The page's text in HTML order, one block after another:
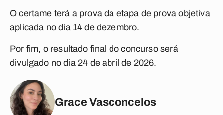
O certame terá a prova da etapa de prova objetiva
aplicada no dia 14 de dezembro.
Por fim, o resultado final do concurso será
divulgado no dia 24 de abril de 2026.
Grace Vasconcelos